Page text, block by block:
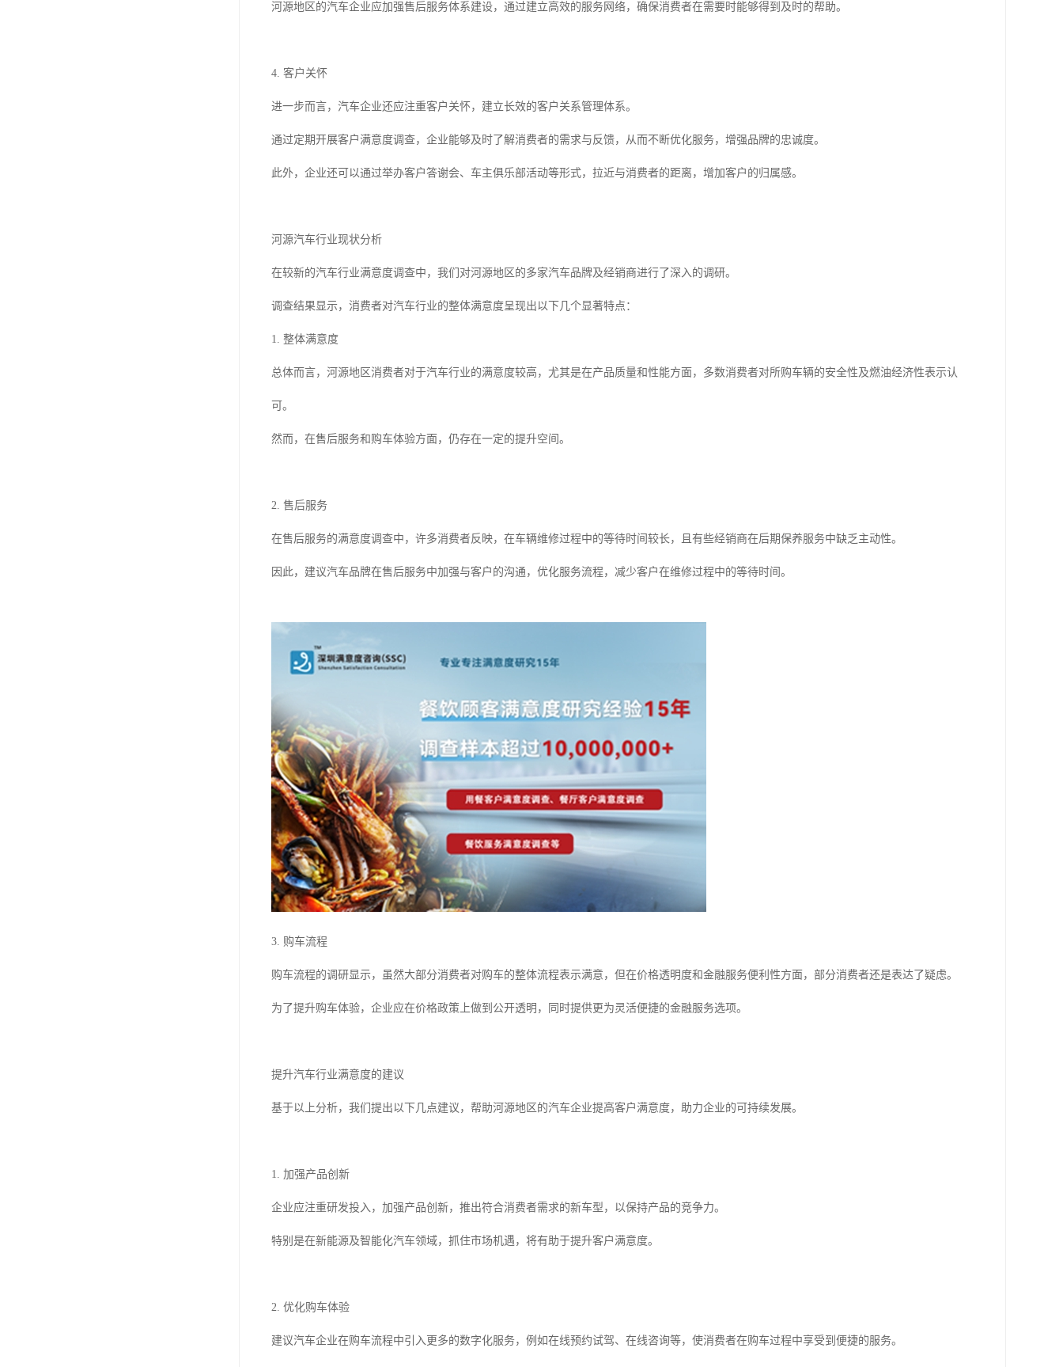
河源地区的汽车企业应加强售后服务体系建设，通过建立高效的服务网络，确保消费者在需要时能够得到及时的帮助。
4. 客户关怀
进一步而言，汽车企业还应注重客户关怀，建立长效的客户关系管理体系。
通过定期开展客户满意度调查，企业能够及时了解消费者的需求与反馈，从而不断优化服务，增强品牌的忠诚度。
此外，企业还可以通过举办客户答谢会、车主俱乐部活动等形式，拉近与消费者的距离，增加客户的归属感。
河源汽车行业现状分析
在较新的汽车行业满意度调查中，我们对河源地区的多家汽车品牌及经销商进行了深入的调研。
调查结果显示，消费者对汽车行业的整体满意度呈现出以下几个显著特点：
1. 整体满意度
总体而言，河源地区消费者对于汽车行业的满意度较高，尤其是在产品质量和性能方面，多数消费者对所购车辆的安全性及燃油经济性表示认
可。
然而，在售后服务和购车体验方面，仍存在一定的提升空间。
2. 售后服务
在售后服务的满意度调查中，许多消费者反映，在车辆维修过程中的等待时间较长，且有些经销商在后期保养服务中缺乏主动性。
因此，建议汽车品牌在售后服务中加强与客户的沟通，优化服务流程，减少客户在维修过程中的等待时间。
3. 购车流程
购车流程的调研显示，虽然大部分消费者对购车的整体流程表示满意，但在价格透明度和金融服务便利性方面，部分消费者还是表达了疑虑。
为了提升购车体验，企业应在价格政策上做到公开透明，同时提供更为灵活便捷的金融服务选项。
提升汽车行业满意度的建议
基于以上分析，我们提出以下几点建议，帮助河源地区的汽车企业提高客户满意度，助力企业的可持续发展。
1. 加强产品创新
企业应注重研发投入，加强产品创新，推出符合消费者需求的新车型，以保持产品的竞争力。
特别是在新能源及智能化汽车领域，抓住市场机遇，将有助于提升客户满意度。
2. 优化购车体验
建议汽车企业在购车流程中引入更多的数字化服务，例如在线预约试驾、在线咨询等，使消费者在购车过程中享受到便捷的服务。